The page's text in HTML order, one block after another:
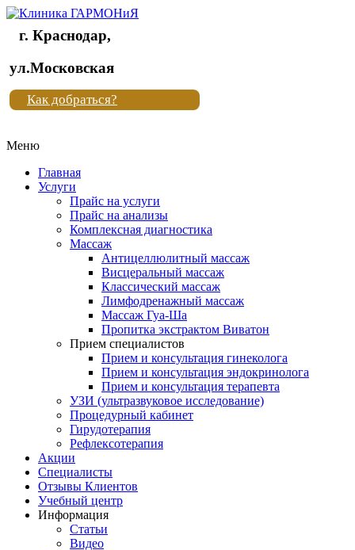
Клиника
"Новая
жизнь"
Клиника
жизнь"
г. Краснодар,
ул.Московская
Как добраться?
Меню
Главная
Услуги
Прайс на услуги
Прайс на анализы
Комплексная диагностика
Массаж
Антицеллюлитный массаж
Висцеральный массаж
Классический массаж
Лимфодренажный массаж
Массаж Гуа-Ша
Пропитка экстрактом Виватон
Прием специалистов
Прием и консультация гинеколога
Прием и консультация эндокринолога
Прием и консультация терапевта
УЗИ (ультразвуковое исследование)
Процедурный кабинет
Гирудотерапия
Рефлексотерапия
Акции
Специалисты
Отзывы Клиентов
Учебный центр
Информация
Статьи
Видео